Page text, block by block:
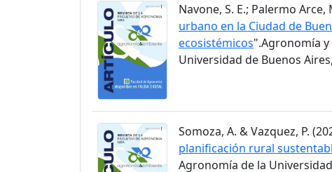
Navone, S. E.; Palermo
urbano en la Ciudad de
ecosistémicos".Agronomía y
Universidad de Buenos
Somoza, A. & Vazquez, P.
planificación rural
Agronomía de la